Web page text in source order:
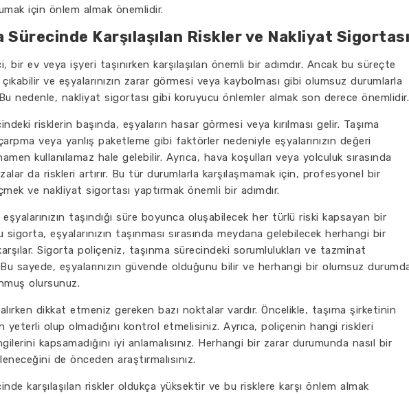
için önlem almak önemlidir.
Sürecinde Karşılaşılan Riskler ve Nakliyat Sigortası
bir ev veya işyeri taşınırken karşılaşılan önemli bir adımdır. Ancak bu süreçte
ve eşyalarınızın zarar görmesi veya kaybolması gibi olumsuz durumlarla
nedenle, nakliyat sigortası gibi koruyucu önlemler almak son derece önemlidir.
risklerin başında, eşyaların hasar görmesi veya kırılması gelir. Taşıma
veya yanlış paketleme gibi faktörler nedeniyle eşyalarınızın değeri
kullanılamaz hale gelebilir. Ayrıca, hava koşulları veya yolculuk sırasında
da riskleri artırır. Bu tür durumlarla karşılaşmamak için, profesyonel bir
ve nakliyat sigortası yaptırmak önemli bir adımdır.
taşındığı süre boyunca oluşabilecek her türlü riski kapsayan bir
eşyalarınızın taşınması sırasında meydana gelebilecek herhangi bir
Sigorta poliçeniz, taşınma sürecindeki sorumlulukları ve tazminat
Bu sayede, eşyalarınızın güvende olduğunu bilir ve herhangi bir olumsuz
olursunuz.
dikkat etmeniz gereken bazı noktalar vardır. Öncelikle, taşıma şirketinin
yeterli olup olmadığını kontrol etmelisiniz. Ayrıca, poliçenin hangi riskleri
kapsamadığını iyi anlamalısınız. Herhangi bir zarar durumunda nasıl bir
de önceden araştırmalısınız.
karşılaşılan riskler oldukça yüksektir ve bu risklere karşı önlem almak